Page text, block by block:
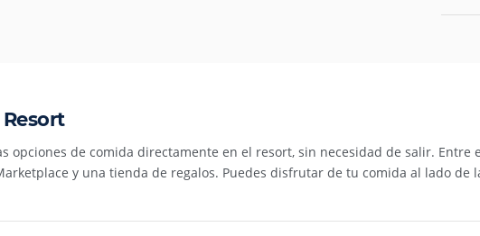
opciones de comida directamente en el resort, sin necesidad de salir. Entre
y una tienda de regalos. Puedes disfrutar de tu comida al lado